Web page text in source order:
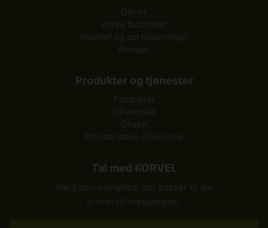
Om os
Vores faciliteter
Kvalitet og certificeringer
Kontakt
Produkter og tjenester
Produkter
Olivenolie
Oliven
Private label-olivenolie
Tal med KORVEL